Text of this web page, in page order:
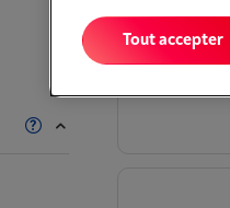
Tout accepter